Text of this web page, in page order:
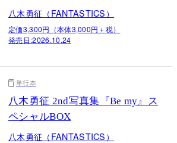
八木勇征（FANTASTICS）
定価3,300円（本体3,000円＋税）
発売日:2026.10.24
単行本
八木勇征 2nd写真集『Be my』ス
ペシャルBOX
八木勇征（FANTASTICS）